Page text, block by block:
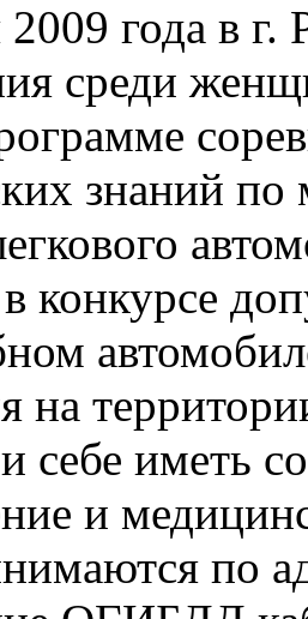
года в г.
среди
знаний
конкурсе
на
себе иметь
и
по